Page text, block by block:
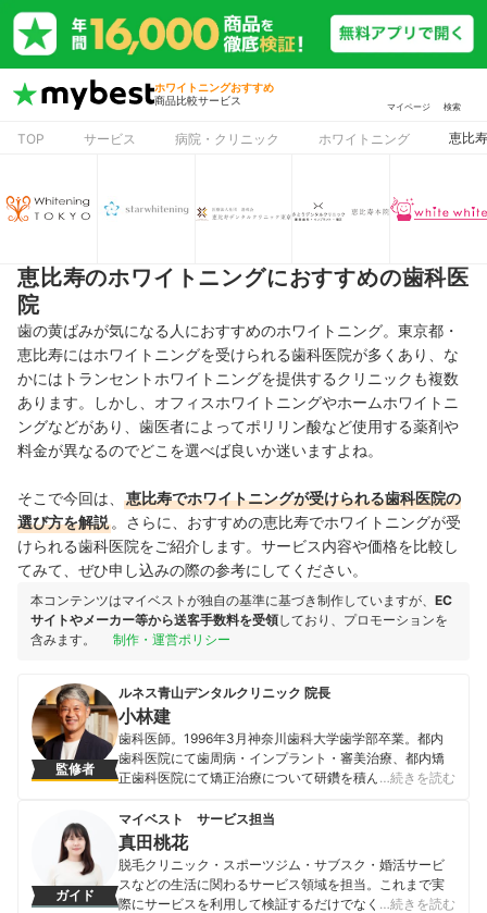
ホワイトニングおすすめ
商品比較サービス
マイページ 検索
TOP サービス 病院・クリニック ホワイトニング 恵比
恵比寿のホワイトニングにおすすめの歯科医
院
歯の黄ばみが気になる人におすすめのホワイトニング。東京都・
恵比寿にはホワイトニングを受けられる歯科医院が多くあり、な
かにはトランセントホワイトニングを提供するクリニックも複数
あります。しかし、オフィスホワイトニングやホームホワイトニ
ングなどがあり、歯医者によってポリリン酸など使用する薬剤や
料金が異なるのでどこを選べば良いか迷いますよね。
そこで今回は、
恵比寿でホワイトニングが受けられる歯科医院の
選び方を解説 。さらに、おすすめの恵比寿でホワイトニングが受
けられる歯科医院をご紹介します。サービス内容や価格を比較し
てみて、ぜひ申し込みの際の参考にしてください。
本コンテンツはマイベストが独自の基準に基づき制作していますが、 EC
サイトやメーカー等から送客手数料を受領しており、プロモーションを
含みます。
制作・運営ポリシー
監修者
ルネス青山デンタルクリニック 院長
小林建
歯科医師。1996年3月神奈川歯科大学歯学部卒業。都内
歯科医院にて歯周病・インプラント・審美治療、都内矯
正歯科医院にて矯正治療について研鑽を積んだ後、2008
開業する。婦人画報はじめ多数の女性誌掲載。現在は顔
の歪み等（顎関節症含む）の改善に力を入れており、日
本初の歯科×顔ドックを積極的に行っている。
小林建のプロフィール
…続きを読む
ガイド
マイベスト サービス担当
真田桃花
脱毛クリニック・スポーツジム・サブスク・婚活サービ
スなどの生活に関わるサービス領域を担当。これまで実
際にサービスを利用して検証するだけでなく、医師や婚
…続きを読む